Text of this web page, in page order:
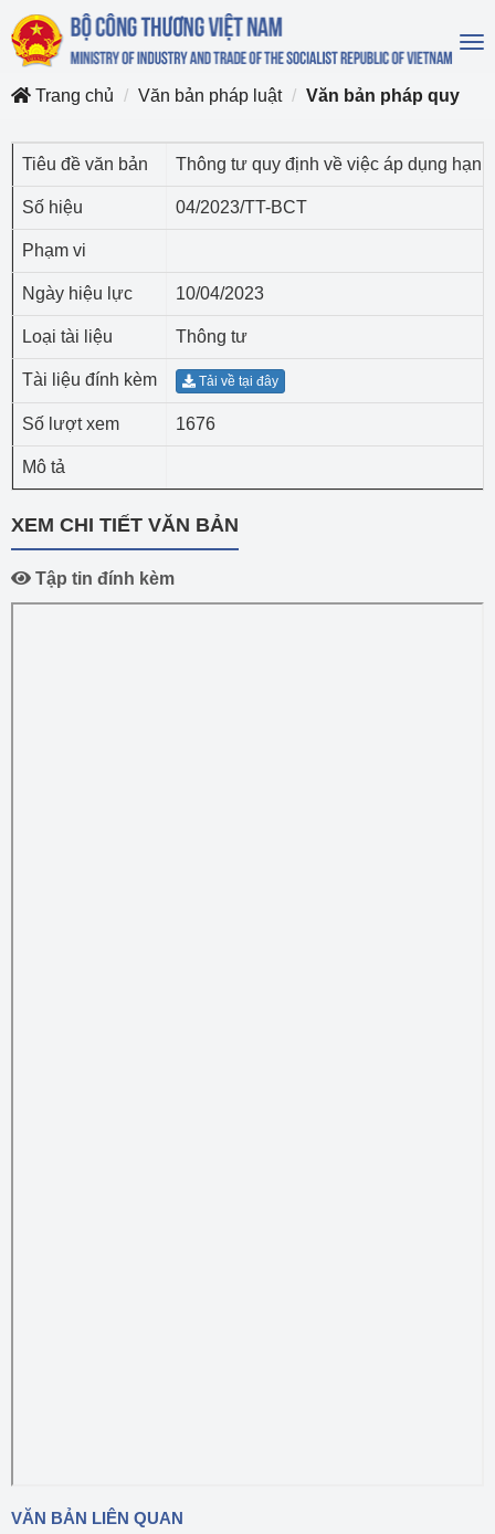
Trang chủ
Văn bản pháp luật Văn bản pháp quy
Tiêu đề văn bản Thông tư quy định về việc áp dụng hạn
Số hiệu 04/2023/TT-BCT
Phạm vi
Ngày hiệu lực 10/04/2023
Loại tài liệu Thông tư
Tài liệu đính kèm Tải về tại đây
Số lượt xem 1676
Mô tả
XEM CHI TIẾT VĂN BẢN
Tập tin đính kèm
VĂN BẢN LIÊN QUAN